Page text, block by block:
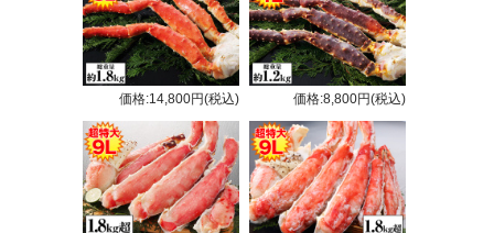
価格:14,800円(税込) 価格:8,800円(税込)